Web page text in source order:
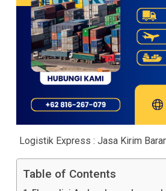
Logistik Express : Jasa Kirim
Table of Contents